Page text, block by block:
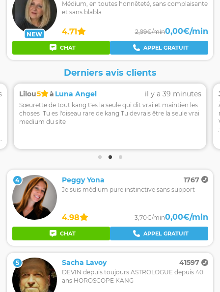
Derniers avis clients
Lilou5 à Luna Angel il y a 39 minutes
Sœurette de tout kang t'es la seule qui dit vrai et maintien les
choses Tu es l'oiseau rare de kang Tu devrais être la seule vrai
medium du site
NEW
Médium, en toutes honnêteté, sans complaisante
et sans blabla.
4.71 2,99€/min0,00€/min
CHAT APPEL GRATUIT
4 Peggy Yona 1767
Je suis médium pure instinctive sans support
4.98 3,70€/min0,00€/min
CHAT APPEL GRATUIT
5 Sacha Lavoy 41597
DEVIN depuis toujours ASTROLOGUE depuis 40
ans HOROSCOPE KANG